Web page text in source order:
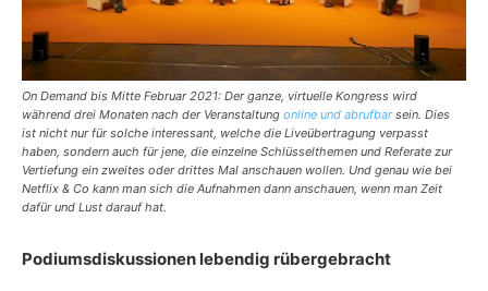
On Demand bis Mitte Februar 2021: Der ganze, virtuelle Kongress wird
während drei Monaten nach der Veranstaltung online und abrufbarsein. Dies
ist nicht nur für solche interessant, welche die Liveübertragung verpasst
haben, sondern auch für jene, die einzelne Schlüsselthemen und Referate zur
Vertiefung ein zweites oder drittes Mal anschauen wollen. Und genau wie bei
Netflix & Co kann man sich die Aufnahmen dann anschauen, wenn man Zeit
dafür und Lust darauf hat.
Podiumsdiskussionen lebendig rübergebracht